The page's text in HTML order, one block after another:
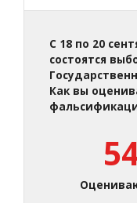
С 18 по 20
состоятся
Как вы